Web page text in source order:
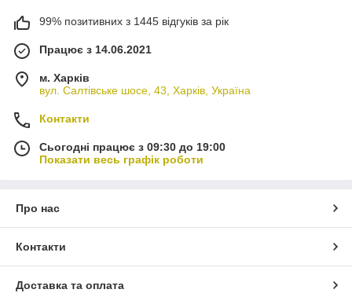
99% позитивних з 1445 відгуків за рік
Працює з 14.06.2021
м. Харків
вул. Салтівське шосе, 43, Харків, Україна
Контакти
Сьогодні працює з 09:30 до 19:00
Показати весь графік роботи
Про нас
Контакти
Доставка та оплата